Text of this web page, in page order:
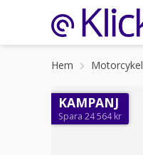
Hem Motorcykel
KAMPANJ
Spara 24 564 kr